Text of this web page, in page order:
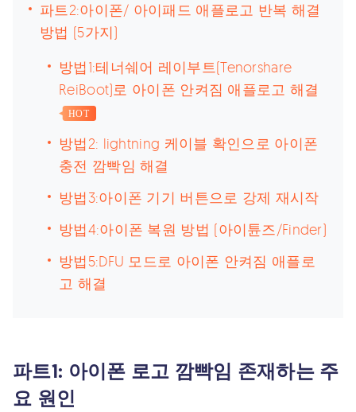
파트2:아이폰/ 아이패드 애플로고 반복 해결
방법 (5가지)
방법1:테너쉐어 레이부트(Tenorshare
ReiBoot)로 아이폰 안켜짐 애플로고 해결
HOT
방법2: lightning 케이블 확인으로 아이폰
충전 깜빡임 해결
방법3:아이폰 기기 버튼으로 강제 재시작
방법4:아이폰 복원 방법 (아이튠즈/Finder)
방법5:DFU 모드로 아이폰 안켜짐 애플로
고 해결
파트1: 아이폰 로고 깜빡임 존재하는 주
요 원인